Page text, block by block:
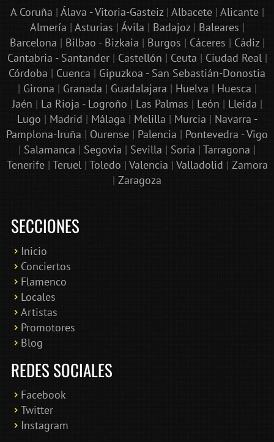
A Coruña | Álava - Vitoria-Gasteiz| Albacete| Alicante|
Almería | Asturias | Ávila | Badajoz| Baleares |
Barcelona | Bilbao - Bizkaia | Burgos | Cáceres | Cádiz|
Cantabria - Santander| Castellón | Ceuta | Ciudad Real|
Córdoba | Cuenca | Gipuzkoa - San Sebastián-Donostia
| Girona | Granada | Guadalajara | Huelva | Huesca |
Jaén | La Rioja - Logroño | Las Palmas | León | Lleida |
Lugo | Madrid | Málaga | Melilla | Murcia | Navarra -
Pamplona-Iruña | Ourense | Palencia | Pontevedra - Vigo
| Salamanca | Segovia | Sevilla | Soria | Tarragona |
Tenerife| Teruel| Toledo | Valencia | Valladolid | Zamora
| Zaragoza
SECCIONES
Inicio
Conciertos
Flamenco
Locales
Artistas
Promotores
Blog
REDES SOCIALES
Facebook
Twitter
Instagram